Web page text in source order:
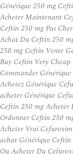
Générique 250 mg
Acheter Maintenant
Ceftin 250 mg Pas
Achat Du Ceftin 250
250 mg Ceftin Vente
Buy Ceftin Very Cheap
Commander
Achetez Générique
acheter Générique
Ceftin 250 mg Acheter
Ordonner Ceftin 250
Acheter Vrai
achat Générique
Ou Acheter Du